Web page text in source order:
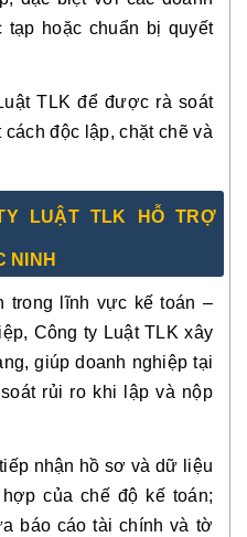
hoặc chuẩn bị quyết
TLK để được rà soát
độc lập, chặt chẽ và
LUẬT TLK HỖ TRỢ
NINH
trong lĩnh vực kế toán –
Công ty Luật TLK xây
giúp doanh nghiệp tại
rủi ro khi lập và nộp
nhận hồ sơ và dữ liệu
của chế độ kế toán;
báo cáo tài chính và tờ